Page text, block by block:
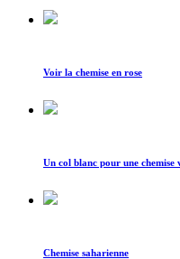
Voir la chemise en rose
Un col blanc pour une chemise
Chemise saharienne